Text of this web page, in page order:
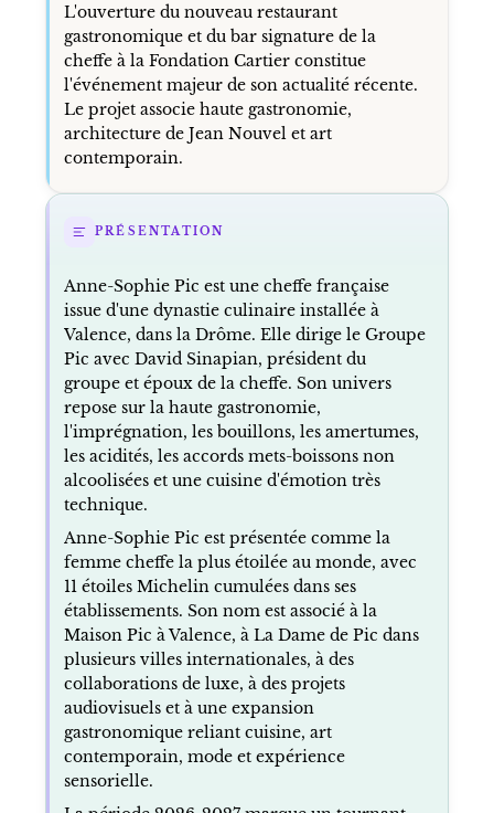
L'ouverture du nouveau restaurant
gastronomique et du bar signature de la
cheffe à la Fondation Cartier constitue
l'événement majeur de son actualité récente.
Le projet associe haute gastronomie,
architecture de Jean Nouvel et art
contemporain.
PRÉSENTATION
Anne-Sophie Pic est une cheffe française
issue d'une dynastie culinaire installée à
Valence, dans la Drôme. Elle dirige le Groupe
Pic avec David Sinapian, président du
groupe et époux de la cheffe. Son univers
repose sur la haute gastronomie,
l'imprégnation, les bouillons, les amertumes,
les acidités, les accords mets-boissons non
alcoolisées et une cuisine d'émotion très
technique.
Anne-Sophie Pic est présentée comme la
femme cheffe la plus étoilée au monde, avec
11 étoiles Michelin cumulées dans ses
établissements. Son nom est associé à la
Maison Pic à Valence, à La Dame de Pic dans
plusieurs villes internationales, à des
collaborations de luxe, à des projets
audiovisuels et à une expansion
gastronomique reliant cuisine, art
contemporain, mode et expérience
sensorielle.